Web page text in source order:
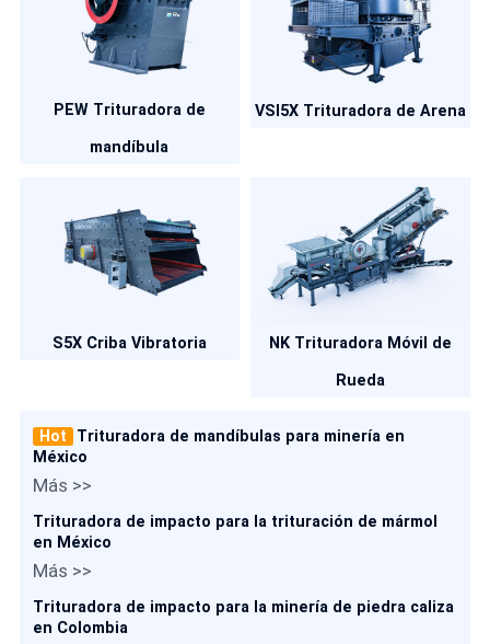
PEW Trituradora de
mandíbula
VSI5X Trituradora de Arena
S5X Criba Vibratoria
NK Trituradora Móvil de
Rueda
Hot
Trituradora de mandíbulas para minería en
México
Más >>
Trituradora de impacto para la trituración de mármol
en México
Más >>
Trituradora de impacto para la minería de piedra caliza
en Colombia